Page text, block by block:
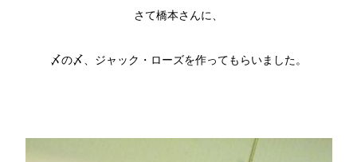
さて橋本さんに、
〆の〆、ジャック・ローズを作ってもらいました。